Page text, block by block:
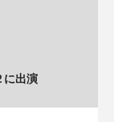
に出演